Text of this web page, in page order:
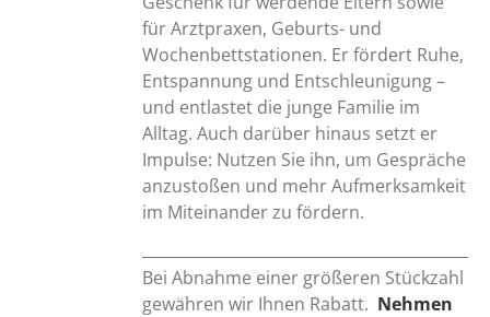
für Arztpraxen, Geburts- und
Wochenbettstationen. Er fördert Ruhe,
Entspannung und Entschleunigung –
und entlastet die junge Familie im
Alltag. Auch darüber hinaus setzt er
Impulse: Nutzen Sie ihn, um Gespräche
anzustoßen und mehr Aufmerksamkeit
im Miteinander zu fördern.
Bei Abnahme einer größeren Stückzahl
gewähren wir Ihnen Rabatt. Nehmen